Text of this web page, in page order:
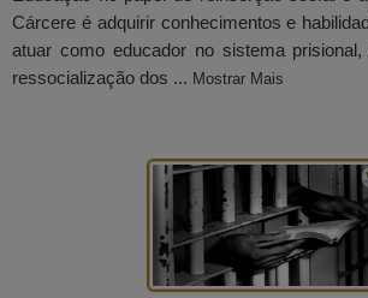
Cárcere é adquirir conhecimentos e
atuar como educador no sistema
ressocialização dos ... Mostrar Mais